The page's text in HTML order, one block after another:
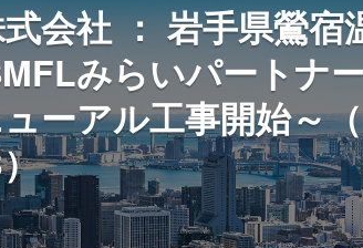
会社 ： 岩手県鶯宿
みらいパートナー
ーアル工事開始～